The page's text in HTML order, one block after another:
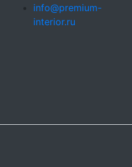
info@premium-
interior.ru